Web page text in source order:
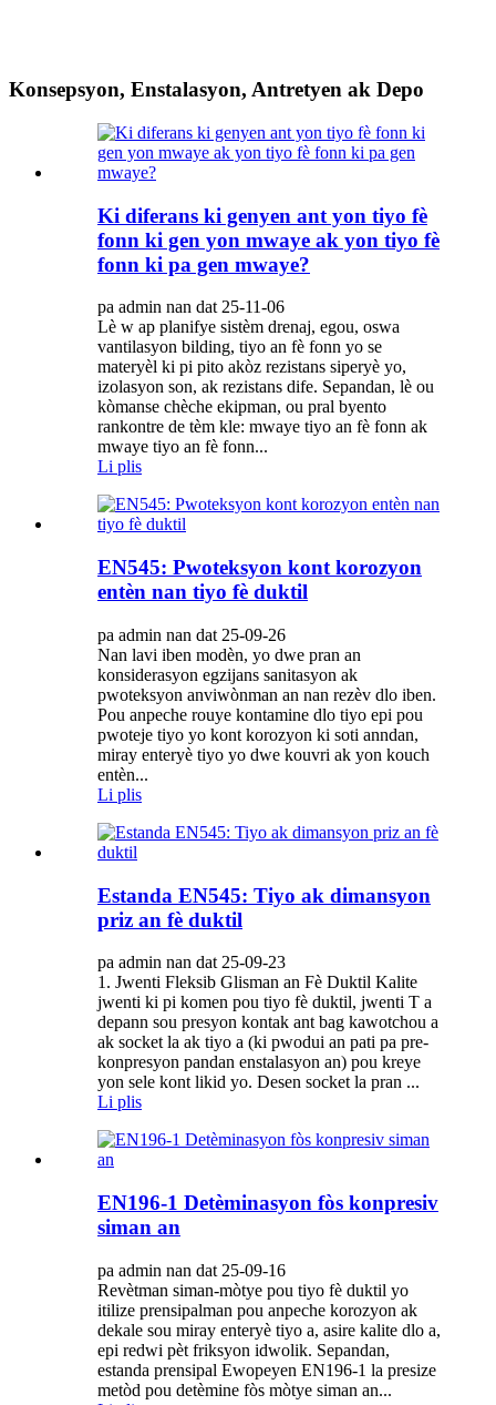
Konsepsyon, Enstalasyon, Antretyen ak Depo
Ki diferans ki genyen ant yon tiyo fè
fonn ki gen yon mwaye ak yon tiyo fè
fonn ki pa gen mwaye?
pa admin nan dat 25-11-06
Lè w ap planifye sistèm drenaj, egou, oswa
vantilasyon bilding, tiyo an fè fonn yo se
materyèl ki pi pito akòz rezistans siperyè yo,
izolasyon son, ak rezistans dife. Sepandan, lè ou
kòmanse chèche ekipman, ou pral byento
rankontre de tèm kle: mwaye tiyo an fè fonn ak
mwaye tiyo an fè fonn...
Li plis
EN545: Pwoteksyon kont korozyon
entèn nan tiyo fè duktil
pa admin nan dat 25-09-26
Nan lavi iben modèn, yo dwe pran an
konsiderasyon egzijans sanitasyon ak
pwoteksyon anviwònman an nan rezèv dlo iben.
Pou anpeche rouye kontamine dlo tiyo epi pou
pwoteje tiyo yo kont korozyon ki soti anndan,
miray enteryè tiyo yo dwe kouvri ak yon kouch
entèn...
Li plis
Estanda EN545: Tiyo ak dimansyon
priz an fè duktil
pa admin nan dat 25-09-23
1. Jwenti Fleksib Glisman an Fè Duktil Kalite
jwenti ki pi komen pou tiyo fè duktil, jwenti T a
depann sou presyon kontak ant bag kawotchou a
ak socket la ak tiyo a (ki pwodui an pati pa pre-
konpresyon pandan enstalasyon an) pou kreye
yon sele kont likid yo. Desen socket la pran ...
Li plis
EN196-1 Detèminasyon fòs konpresiv
siman an
pa admin nan dat 25-09-16
Revètman siman-mòtye pou tiyo fè duktil yo
itilize prensipalman pou anpeche korozyon ak
dekale sou miray enteryè tiyo a, asire kalite dlo a,
epi redwi pèt friksyon idwolik. Sepandan,
estanda prensipal Ewopeyen EN196-1 la presize
metòd pou detèmine fòs mòtye siman an...